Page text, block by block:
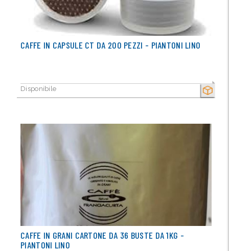
SECCO
CAFFE IN CAPSULE CT DA 200 PEZZI - PIANTONI LINO
Disponibile
CAFFE IN GRANI CARTONE DA 36 BUSTE DA 1KG -
PIANTONI LINO